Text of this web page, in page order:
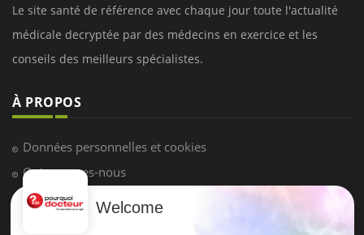
Le site santé de référence avec chaque jour toute l'actualité
médicale decryptée par des médecins en exercice et les
conseils des meilleurs spécialistes.
À PROPOS
Données personnelles et cookies
Qui sommes-nous
Conditions d'utilisation
Welcome